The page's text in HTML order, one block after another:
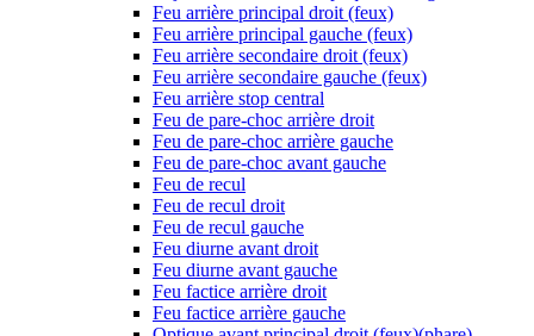
Feu arrière principal droit (feux)
Feu arrière principal gauche (feux)
Feu arrière secondaire droit (feux)
Feu arrière secondaire gauche (feux)
Feu arrière stop central
Feu de pare-choc arrière droit
Feu de pare-choc arrière gauche
Feu de pare-choc avant gauche
Feu de recul
Feu de recul droit
Feu de recul gauche
Feu diurne avant droit
Feu diurne avant gauche
Feu factice arrière droit
Feu factice arrière gauche